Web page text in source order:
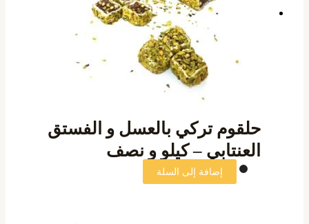
حلقوم تركي بالعسل و الفستق
العنتابي – كيلو و نصف
إضافة إلى السلة